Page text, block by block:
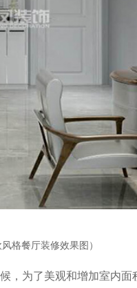
格餐厅装修效果图）
，为了美观和增加室内